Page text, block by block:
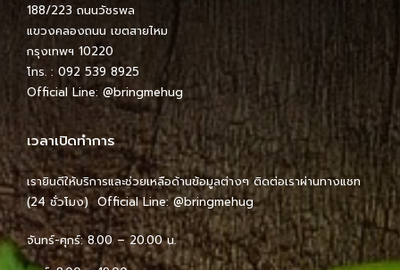
188/223 ถนนวัชรพล
แขวงคลองถนน เขตสายไหม
กรุงเทพฯ 10220
โทร. : 092 539 8925
Official Line: @bringmehug
เวลาเปิดทำการ
เรายินดีให้บริการและช่วยเหลือด้านข้อมูลต่างๆ ติดต่อเราผ่านทางแชท
(24 ชั่วโมง) Official Line:@bringmehug
จันทร์-ศุกร์: 8.00 – 20.00 น.